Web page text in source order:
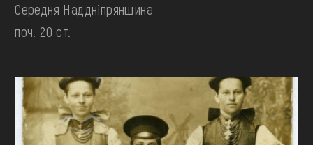
Середня Наддніпрянщина
поч. 20 ст.